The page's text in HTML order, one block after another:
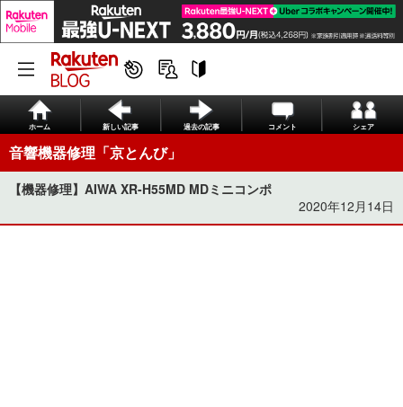
ホーム 新しい記事 過去の記事 コメント シェア
音響機器修理「京とんび」
【機器修理】AIWA XR-H55MD MDミニコンポ
2020年12月14日